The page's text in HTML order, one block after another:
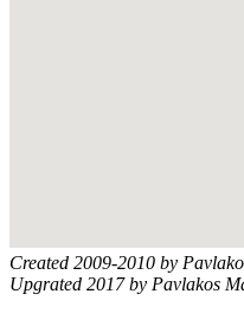
Created 2009-2010 by
Upgrated 2017 by Pavlakos